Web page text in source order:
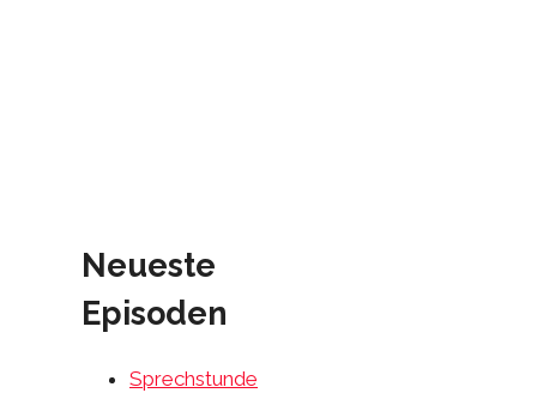
Neueste
Episoden
Sprechstunde